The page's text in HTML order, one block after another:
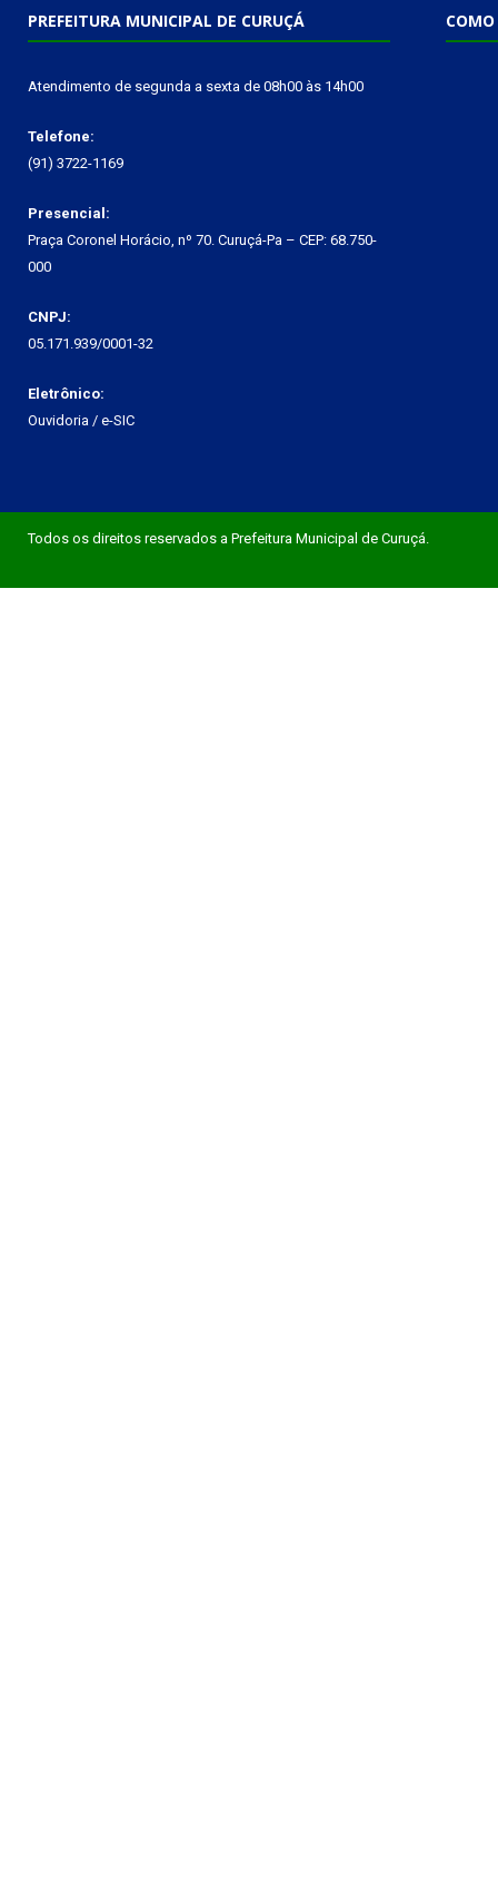
PREFEITURA MUNICIPAL DE CURUÇÁ
Atendimento de segunda a sexta de 08h00 às 14h00
Telefone:
(91) 3722-1169
Presencial:
Praça Coronel Horácio, nº 70. Curuçá-Pa – CEP: 68.750-
000
CNPJ:
05.171.939/0001-32
Eletrônico:
Ouvidoria / e-SIC
COMO
Todos os direitos reservados a Prefeitura Municipal de Curuçá.